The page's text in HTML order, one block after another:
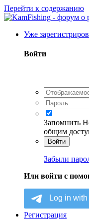
Перейти к содержанию
Уже
Войти
Запомнить
общим
Войти
Забыли
Или войти с
Регистрация